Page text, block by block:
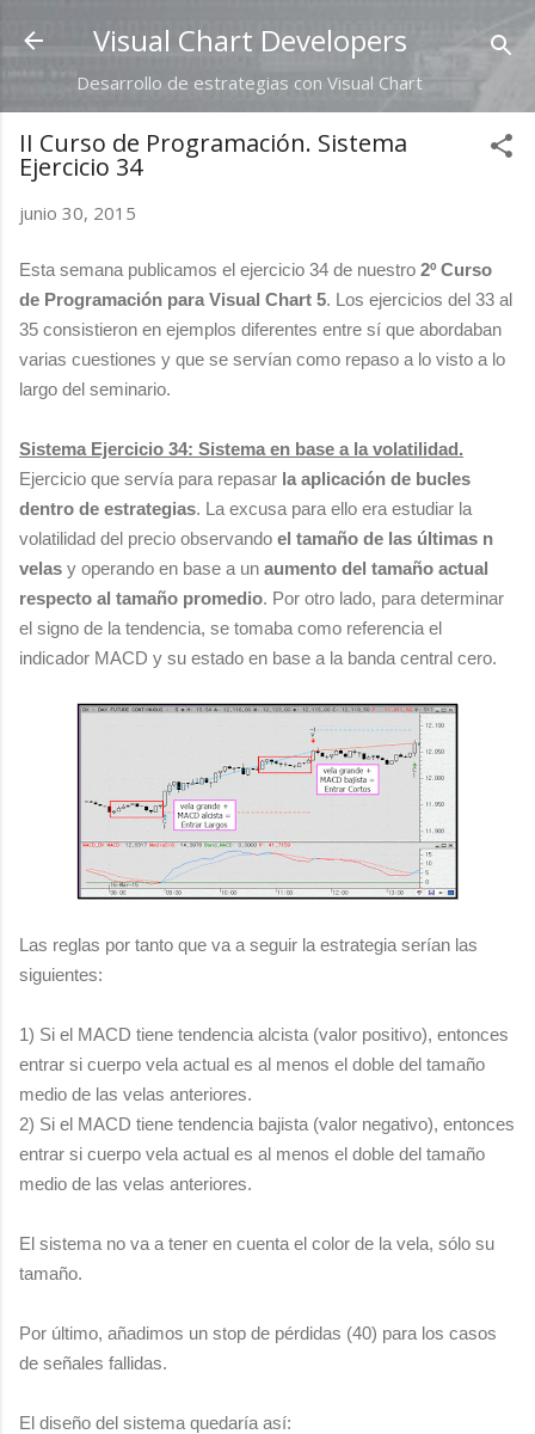
Ir al contenido principal
Visual Chart Developers
Desarrollo de estrategias con Visual Chart
II Curso de Programación. Sistema
Ejercicio 34
junio 30, 2015
Esta semana publicamos el ejercicio 34 de nuestro 2º Curso
de Programación para Visual Chart 5. Los ejercicios del 33 al
35 consistieron en ejemplos diferentes entre sí que abordaban
varias cuestiones y que se servían como repaso a lo visto a lo
largo del seminario.
Sistema Ejercicio 34: Sistema en base a la volatilidad.
Ejercicio que servía para repasar la aplicación de bucles
dentro de estrategias. La excusa para ello era estudiar la
volatilidad del precio observando el tamaño de las últimas n
velas y operando en base a un aumento del tamaño actual
respecto al tamaño promedio. Por otro lado, para determinar
el signo de la tendencia, se tomaba como referencia el
indicador MACD y su estado en base a la banda central cero.
Las reglas por tanto que va a seguir la estrategia serían las
siguientes:
1) Si el MACD tiene tendencia alcista (valor positivo), entonces
entrar si cuerpo vela actual es al menos el doble del tamaño
medio de las velas anteriores.
2) Si el MACD tiene tendencia bajista (valor negativo), entonces
entrar si cuerpo vela actual es al menos el doble del tamaño
medio de las velas anteriores.
El sistema no va a tener en cuenta el color de la vela, sólo su
tamaño.
Por último, añadimos un stop de pérdidas (40) para los casos
de señales fallidas.
El diseño del sistema quedaría así: